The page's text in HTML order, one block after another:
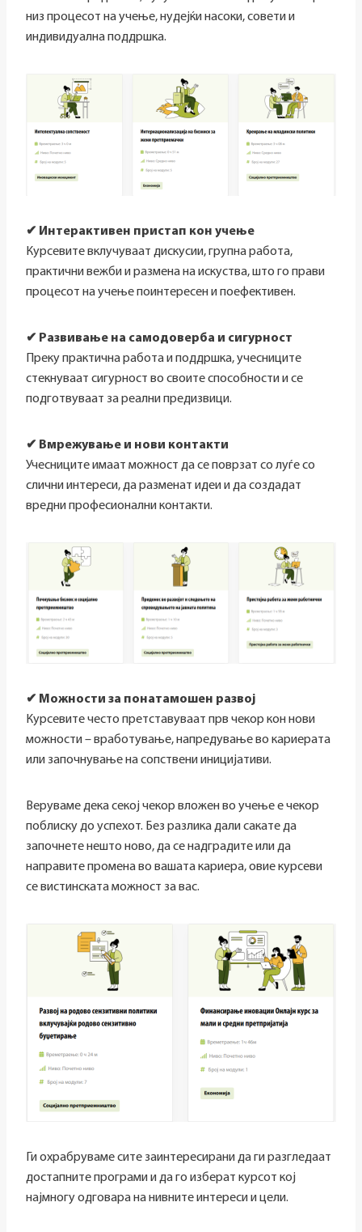
низ процесот на учење, нудејќи насоки, совети и
индивидуална поддршка.
✔ Интерактивен пристап кон учење
Курсевите вклучуваат дискусии, групна работа,
практични вежби и размена на искуства, што го прави
процесот на учење поинтересен и поефективен.
✔ Развивање на самодоверба и сигурност
Преку практична работа и поддршка, учесниците
стекнуваат сигурност во своите способности и се
подготвуваат за реални предизвици.
✔ Вмрежување и нови контакти
Учесниците имаат можност да се поврзат со луѓе со
слични интереси, да разменат идеи и да создадат
вредни професионални контакти.
✔ Можности за понатамошен развој
Курсевите често претставуваат прв чекор кон нови
можности – вработување, напредување во кариерата
или започнување на сопствени иницијативи.
Веруваме дека секој чекор вложен во учење е чекор
поблиску до успехот. Без разлика дали сакате да
започнете нешто ново, да се надградите или да
направите промена во вашата кариера, овие курсеви
се вистинската можност за вас.
Ги охрабруваме сите заинтересирани да ги разгледаат
достапните програми и да го изберат курсот кој
најмногу одговара на нивните интереси и цели.